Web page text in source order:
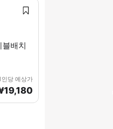
배치
인당 예상가
19,180